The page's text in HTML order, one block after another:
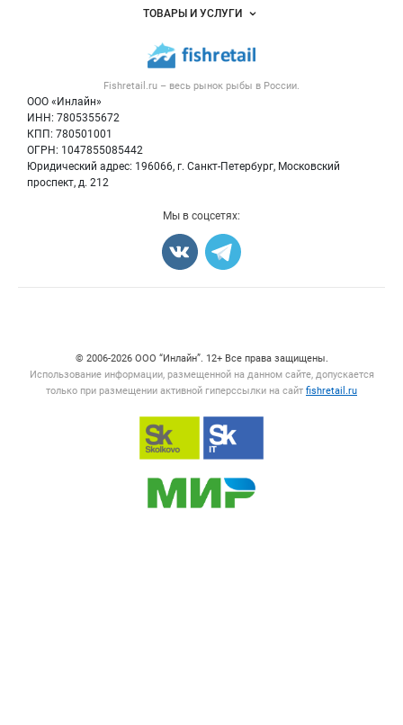
Fishretail.ru – весь рынок рыбы в России.
ООО «Инлайн»
ИНН: 7805355672
КПП: 780501001
ОГРН: 1047855085442
Юридический адрес: 196066, г. Санкт-Петербург, Московский
проспект, д. 212
Размещение рекламы
Публичная оферта
Контактная информация
Политика обработки персональных данных
Объявления
Новости рынка
Блог
ТОВАРЫ И УСЛУГИ
Рыба
Икра
Мы в соцсетях:
© 2006‑2026 ООО “Инлайн”. 12+ Все права защищены.
Использование информации, размещенной на данном сайте, допускается
только при размещении активной гиперссылки на сайт fishretail.ru